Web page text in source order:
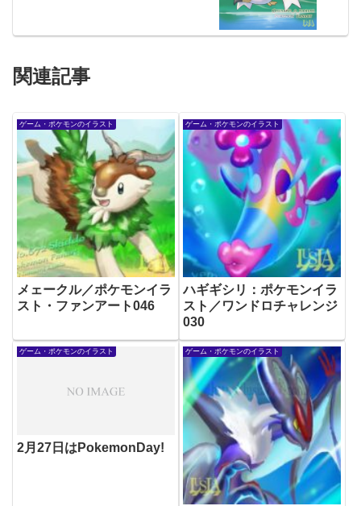
関連記事
ゲーム・ポケモンのイラスト
メェークル／ポケモンイラ
スト・ファンアート046
ゲーム・ポケモンのイラスト
ハギギシリ：ポケモンイラ
スト／ワンドロチャレンジ
030
ゲーム・ポケモンのイラスト
2月27日はPokemonDay!
ゲーム・ポケモンのイラスト